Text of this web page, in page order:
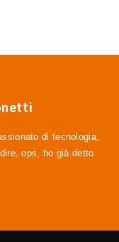
di tecnologia,
ops, ho già detto